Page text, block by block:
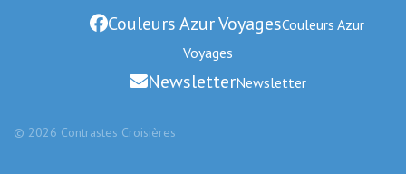
Couleurs Azur VoyagesCouleurs Azur
Voyages
NewsletterNewsletter
© 2026 Contrastes Croisières